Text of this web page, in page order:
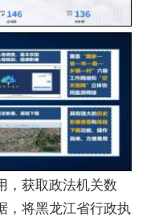
，获取政法机关数
，将黑龙江省行政执